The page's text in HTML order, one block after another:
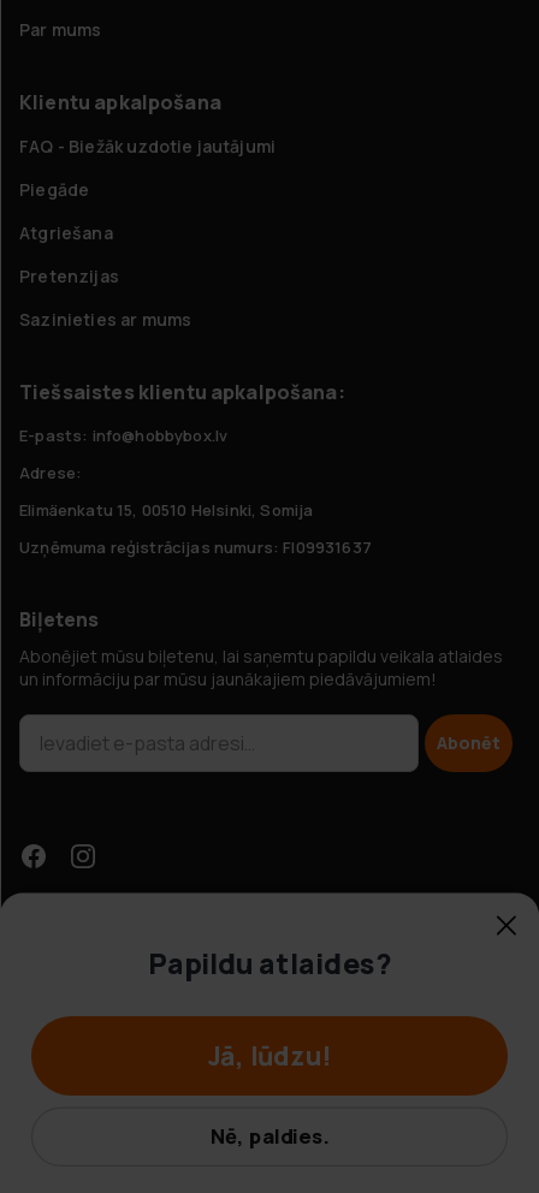
Par mums
Klientu apkalpošana
FAQ - Biežāk uzdotie jautājumi
Piegāde
Atgriešana
Pretenzijas
Sazinieties ar mums
Tiešsaistes klientu apkalpošana:
E-pasts: info@hobbybox.lv
Adrese:
Elimäenkatu 15, 00510 Helsinki, Somija
Uzņēmuma reģistrācijas numurs: FI09931637
Biļetens
Abonējiet mūsu biļetenu, lai saņemtu papildu veikala atlaides
un informāciju par mūsu jaunākajiem piedāvājumiem!
Abonēt
© Hobbybox 2025
Papildu atlaides?
Jā, lūdzu!
Nē, paldies.